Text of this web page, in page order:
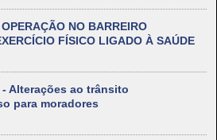
NO BARREIRO
FÍSICO LIGADO À SAÚDE
Alterações ao trânsito
para moradores